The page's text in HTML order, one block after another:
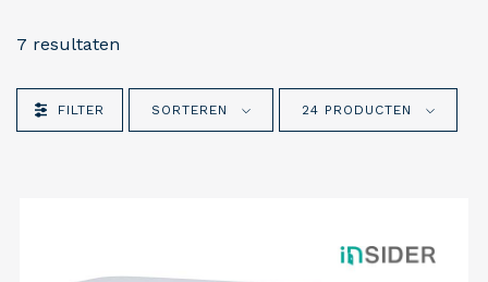
7 resultaten
FILTER SORTEREN 24 PRODUCTEN